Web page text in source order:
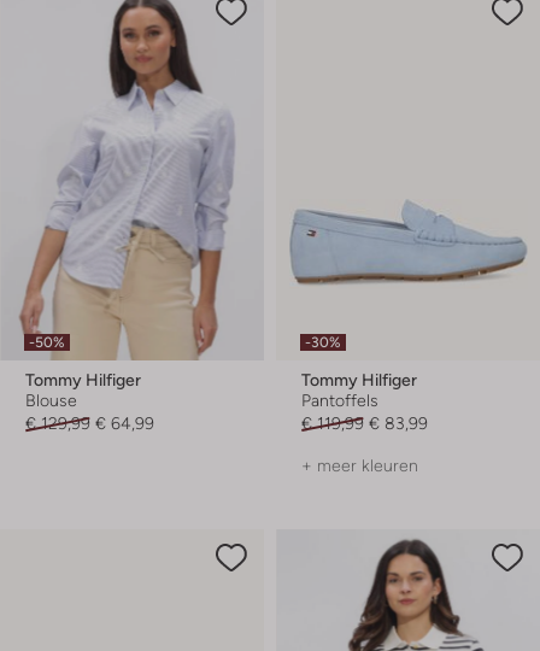
-50%
Tommy Hilfiger
Blouse
€ 129,99 € 64,99
-30%
Tommy Hilfiger
Pantoffels
€ 119,99 € 83,99
+ meer kleuren